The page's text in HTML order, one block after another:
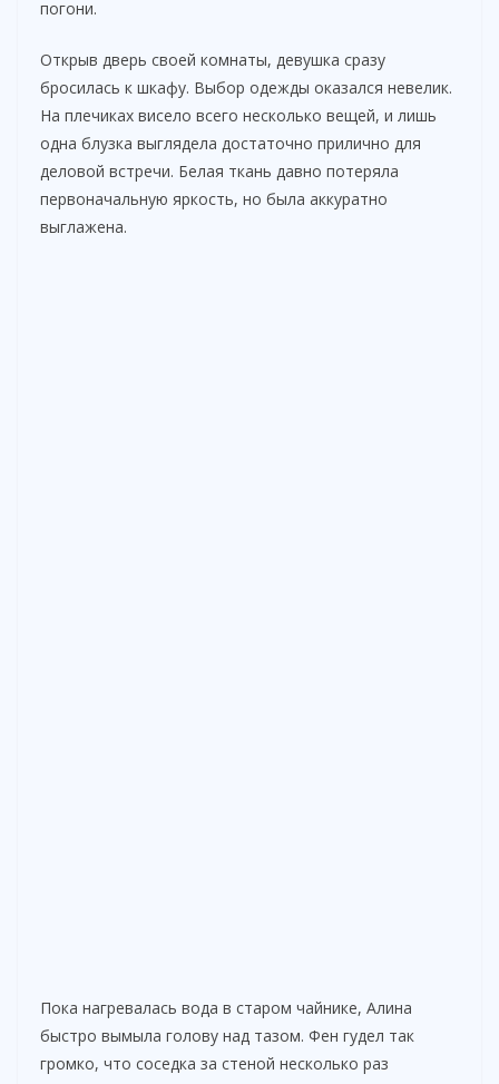
погони.
Открыв дверь своей комнаты, девушка сразу
бросилась к шкафу. Выбор одежды оказался невелик.
На плечиках висело всего несколько вещей, и лишь
одна блузка выглядела достаточно прилично для
деловой встречи. Белая ткань давно потеряла
первоначальную яркость, но была аккуратно
выглажена.
Пока нагревалась вода в старом чайнике, Алина
быстро вымыла голову над тазом. Фен гудел так
громко, что соседка за стеной несколько раз